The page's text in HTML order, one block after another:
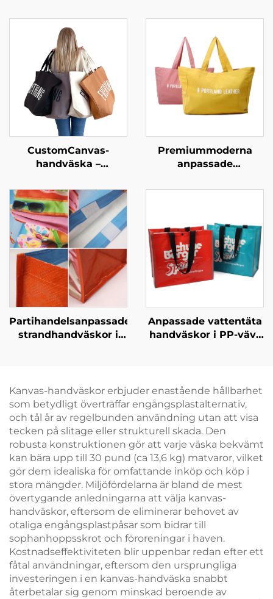
CustomCanvas-
handväska –
vardagsnödvändighet
Premiummoderna
anpassade
personliga märkta
Partihandelsanpassade
strandhandväskor i
för partiförsäljning
Anpassade vattentäta
handväskor i PP-vävt
bärväskor för
modebutiker
Kanvas-handväskor erbjuder enastående hållbarhet
som betydligt överträffar engångsplastalternativ,
och tål år av regelbunden användning utan att visa
tecken på slitage eller strukturell skada. Den
robusta konstruktionen gör att varje väska bekvämt
kan bära upp till 30 pund (ca 13,6 kg) matvaror, vilket
gör dem idealiska för omfattande inköp och köp i
stora mängder. Miljöfördelarna är bland de mest
övertygande anledningarna att välja kanvas-
handväskor, eftersom de eliminerar behovet av
otaliga engångsplastpåsar som bidrar till
sophanhoppsskrot och föroreningar i haven.
Kostnadseffektiviteten blir uppenbar redan efter ett
fåtal användningar, eftersom den ursprungliga
investeringen i en kanvas-handväska snabbt
återbetalar sig genom minskad beroende av